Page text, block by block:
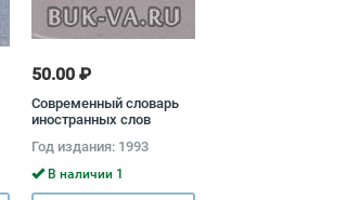
50.00 ₽
Современный словарь
иностранных слов
Год издания: 1993
В наличии 1